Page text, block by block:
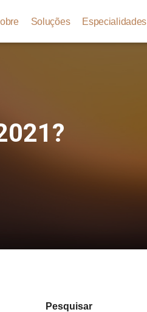
Soluções Especialidades
Pesquisar